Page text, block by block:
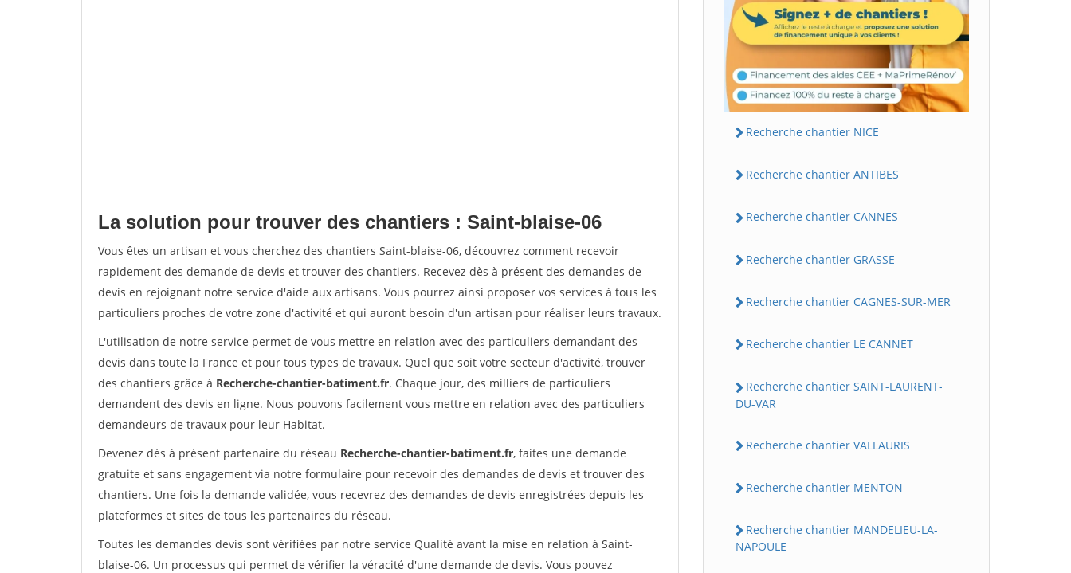
La solution pour trouver des chantiers : Saint-blaise-06
Vous êtes un artisan et vous cherchez des chantiers Saint-blaise-06, découvrez comment recevoir
rapidement des demande de devis et trouver des chantiers. Recevez dès à présent des demandes de
devis en rejoignant notre service d'aide aux artisans. Vous pourrez ainsi proposer vos services à tous les
particuliers proches de votre zone d'activité et qui auront besoin d'un artisan pour réaliser leurs travaux.
L'utilisation de notre service permet de vous mettre en relation avec des particuliers demandant des
devis dans toute la France et pour tous types de travaux. Quel que soit votre secteur d'activité, trouver
des chantiers grâce à Recherche-chantier-batiment.fr. Chaque jour, des milliers de particuliers
demandent des devis en ligne. Nous pouvons facilement vous mettre en relation avec des particuliers
demandeurs de travaux pour leur Habitat.
Devenez dès à présent partenaire du réseau Recherche-chantier-batiment.fr, faites une demande
gratuite et sans engagement via notre formulaire pour recevoir des demandes de devis et trouver des
chantiers. Une fois la demande validée, vous recevrez des demandes de devis enregistrées depuis les
plateformes et sites de tous les partenaires du réseau.
Toutes les demandes devis sont vérifiées par notre service Qualité avant la mise en relation à Saint-
blaise-06. Un processus qui permet de vérifier la véracité d'une demande de devis. Vous pouvez
Recherche chantier NICE
Recherche chantier ANTIBES
Recherche chantier CANNES
Recherche chantier GRASSE
Recherche chantier CAGNES-SUR-MER
Recherche chantier LE CANNET
Recherche chantier SAINT-LAURENT-
DU-VAR
Recherche chantier VALLAURIS
Recherche chantier MENTON
Recherche chantier MANDELIEU-LA-
NAPOULE